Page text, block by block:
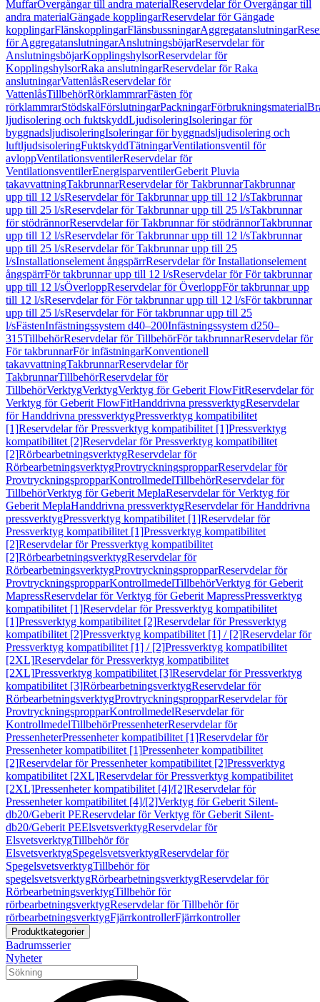
MuffarÖvergångar till andra materialReservdelar för Övergångar till
andra materialGängade kopplingarReservdelar för Gängade
kopplingarFlänskopplingarFlänsbussningarAggregatanslutningar
för AggregatanslutningarAnslutningsböjarReservdelar för
AnslutningsböjarKopplingshylsorReservdelar för
KopplingshylsorRaka anslutningarReservdelar för Raka
anslutningarVattenlåsReservdelar för
VattenlåsTillbehörRörklammrarFästen för
rörklammrarStödskalFörslutningarPackningarFörbrukningsmaterial
ljudisolering och fuktskyddLjudisoleringIsoleringar för
byggnadsljudisoleringIsoleringar för byggnadsljudisolering och
luftljudsisoleringFuktskyddTätningarVentilationsventil för
avloppVentilationsventilerReservdelar för
VentilationsventilerEnergisparventilerGeberit Pluvia
takavvattningTakbrunnarReservdelar för TakbrunnarTakbrunnar
upp till 12 l/sReservdelar för Takbrunnar upp till 12 l/sTakbrunnar
upp till 25 l/sReservdelar för Takbrunnar upp till 25 l/sTakbrunnar
för stödrännorReservdelar för Takbrunnar för stödrännorTakbrunnar
upp till 12 l/sReservdelar för Takbrunnar upp till 12 l/sTakbrunnar
upp till 25 l/sReservdelar för Takbrunnar upp till 25
l/sInstallationselement ångspärrReservdelar för Installationselement
ångspärrFör takbrunnar upp till 12 l/sReservdelar för För takbrunnar
upp till 12 l/sÖverloppReservdelar för ÖverloppFör takbrunnar upp
till 12 l/sReservdelar för För takbrunnar upp till 12 l/sFör takbrunnar
upp till 25 l/sReservdelar för För takbrunnar upp till 25
l/sFästenInfästningssystem d40–200Infästningssystem d250–
315TillbehörReservdelar för TillbehörFör takbrunnarReservdelar för
För takbrunnarFör infästningarKonventionell
takavvattningTakbrunnarReservdelar för
TakbrunnarTillbehörReservdelar för
TillbehörVerktygVerktygVerktyg för Geberit FlowFitReservdelar för
Verktyg för Geberit FlowFitHanddrivna pressverktygReservdelar
för Handdrivna pressverktygPressverktyg kompatibilitet
[1]Reservdelar för Pressverktyg kompatibilitet [1]Pressverktyg
kompatibilitet [2]Reservdelar för Pressverktyg kompatibilitet
[2]RörbearbetningsverktygReservdelar för
RörbearbetningsverktygProvtryckningspropparReservdelar för
ProvtryckningspropparKontrollmedelTillbehörReservdelar för
TillbehörVerktyg för Geberit MeplaReservdelar för Verktyg för
Geberit MeplaHanddrivna pressverktygReservdelar för Handdrivna
pressverktygPressverktyg kompatibilitet [1]Reservdelar för
Pressverktyg kompatibilitet [1]Pressverktyg kompatibilitet
[2]Reservdelar för Pressverktyg kompatibilitet
[2]RörbearbetningsverktygReservdelar för
RörbearbetningsverktygProvtryckningspropparReservdelar för
ProvtryckningspropparKontrollmedelTillbehörVerktyg för Geberit
MapressReservdelar för Verktyg för Geberit MapressPressverktyg
kompatibilitet [1]Reservdelar för Pressverktyg kompatibilitet
[1]Pressverktyg kompatibilitet [2]Reservdelar för Pressverktyg
kompatibilitet [2]Pressverktyg kompatibilitet [1] / [2]Reservdelar för
Pressverktyg kompatibilitet [1] / [2]Pressverktyg kompatibilitet
[2XL]Reservdelar för Pressverktyg kompatibilitet
[2XL]Pressverktyg kompatibilitet [3]Reservdelar för Pressverktyg
kompatibilitet [3]RörbearbetningsverktygReservdelar för
RörbearbetningsverktygProvtryckningspropparReservdelar för
ProvtryckningspropparKontrollmedelReservdelar för
KontrollmedelTillbehörPressenheterReservdelar för
PressenheterPressenheter kompatibilitet [1]Reservdelar för
Pressenheter kompatibilitet [1]Pressenheter kompatibilitet
[2]Reservdelar för Pressenheter kompatibilitet [2]Pressverktyg
kompatibilitet [2XL]Reservdelar för Pressverktyg kompatibilitet
[2XL]Pressenheter kompatibilitet [4]/[2]Reservdelar för
Pressenheter kompatibilitet [4]/[2]Verktyg för Geberit Silent-
db20/Geberit PEReservdelar för Verktyg för Geberit Silent-
db20/Geberit PEElsvetsverktygReservdelar för
ElsvetsverktygTillbehör för
ElsvetsverktygSpegelsvetsverktygReservdelar för
SpegelsvetsverktygTillbehör för
spegelsvetsverktygRörbearbetningsverktygReservdelar för
RörbearbetningsverktygTillbehör för
rörbearbetningsverktygReservdelar för Tillbehör för
rörbearbetningsverktygFjärrkontrollerFjärrkontroller
Produktkategorier
Badrumsserier
Nyheter